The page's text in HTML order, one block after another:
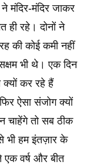
मंदिर-मंदिर जाकर
रहे। दोनों ने
की कोई कमी नहीं
भी थे। एक दिन
क्यों कर रहे हैं
ऐसा संजोग क्यों
चाहेंगे तो सब ठीक
भी हम इंतज़ार के
वर्ष और बीत